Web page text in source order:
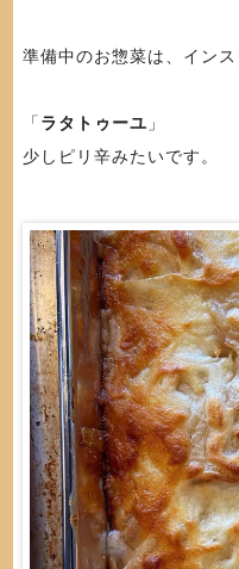
準備中のお惣菜は、イン
「 ラタトゥーユ 」
少しピリ辛みたいです。